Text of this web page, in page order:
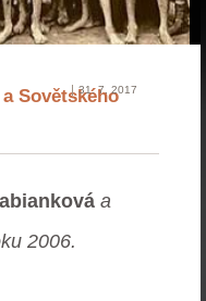
Sovětského
31. 7. 2017
a
2006.